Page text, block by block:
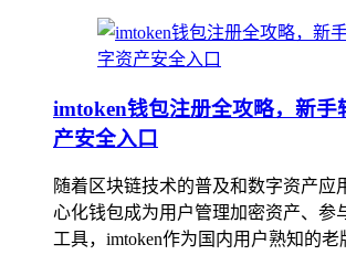
imtoken钱包注册全攻略，新手
产安全入口
随着区块链技术的普及和数字资产应
心化钱包成为用户管理加密资产、参
工具，imtoken作为国内用户熟知的老